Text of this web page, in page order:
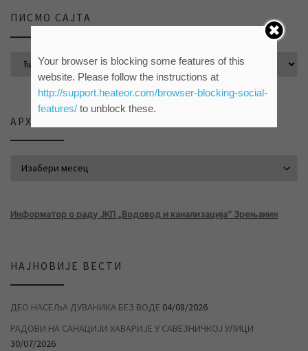
ПИСМО САЈТА
АРХИВА ВЕСТИ
Информатор о раду ЈКП „Водовод и канализација“ Зрењанин
НАЈНОВИЈЕ ВЕСТИ
ДЕО НАСЕЉА ДУВАНИКА БЕЗ ВОДЕ 04/08/2026
РАДОВИ НА САНАЦИЈИ ХАВАРИЈЕ У САВЕЗНИЧКОЈ УЛИЦИ
30/07/2026
Your browser is blocking some features of this
website. Please follow the instructions at
http://support.heateor.com/browser-blocking-social-
features/to unblock these.